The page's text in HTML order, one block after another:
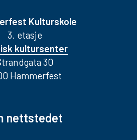
Kulturskole
3. etasje
kultursenter
30
Hammerfest
nettstedet